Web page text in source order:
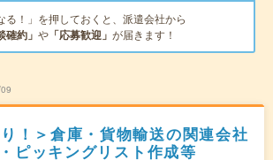
る！」を押しておくと、派遣会社から
確約」 や 「応募歓迎」 が届きます！
！＞倉庫・貨物輸送の関連会社
ピッキングリスト作成等